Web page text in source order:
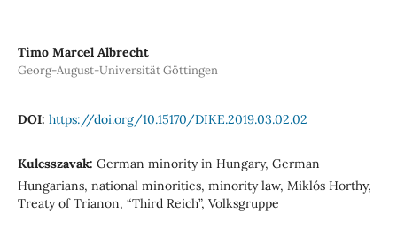
Timo Marcel Albrecht
Georg-August-Universität Göttingen
DOI: https://doi.org/10.15170/DIKE.2019.03.02.02
Kulcsszavak: German minority in Hungary, German
Hungarians, national minorities, minority law, Miklós Horthy,
Treaty of Trianon, “Third Reich”, Volksgruppe